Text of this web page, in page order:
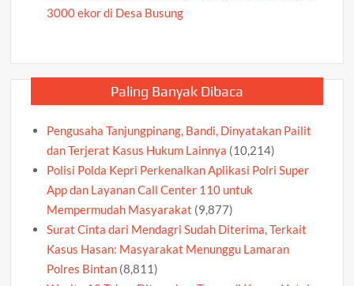
3000 ekor di Desa Busung
Paling Banyak Dibaca
Pengusaha Tanjungpinang, Bandi, Dinyatakan Pailit
dan Terjerat Kasus Hukum Lainnya (10,214)
Polisi Polda Kepri Perkenalkan Aplikasi Polri Super
App dan Layanan Call Center 110 untuk
Mempermudah Masyarakat (9,877)
Surat Cinta dari Mendagri Sudah Diterima, Terkait
Kasus Hasan: Masyarakat Menunggu Lamaran
Polres Bintan (8,811)